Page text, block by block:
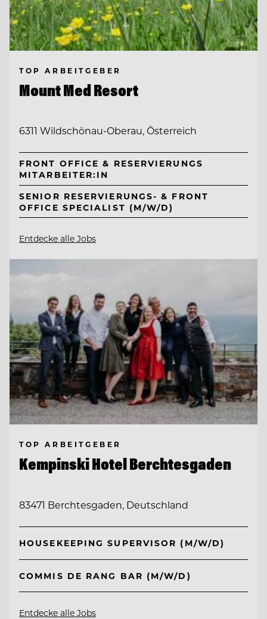
TOP ARBEITGEBER
Mount Med Resort
6311 Wildschönau-Oberau, Österreich
FRONT OFFICE & RESERVIERUNGS
MITARBEITER:IN
SENIOR RESERVIERUNGS- & FRONT
OFFICE SPECIALIST (M/W/D)
Entdecke alle Jobs
TOP ARBEITGEBER
Kempinski Hotel Berchtesgaden
83471 Berchtesgaden, Deutschland
HOUSEKEEPING SUPERVISOR (M/W/D)
COMMIS DE RANG BAR (M/W/D)
Entdecke alle Jobs